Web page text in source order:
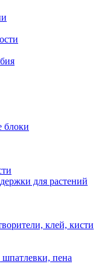
блоки
для растений
клей, кисти
шпатлевки, пена